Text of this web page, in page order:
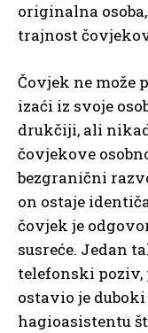
originalna
trajnost
Čovjek ne može
izaći iz svoje
drukčiji, ali
čovjekove
bezgranični
on ostaje
čovjek je
susreće. Jedan
telefonski poziv,
ostavio je
hagioasistentu